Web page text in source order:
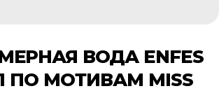
ВОДА ENFES
ПО МОТИВАМ MISS